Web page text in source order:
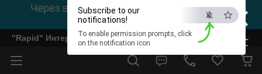
×
ESC
Subscribe to our
notifications!
To enable permission prompts, click
on the notification icon
Через відсутність світла, зв'язок на viber
0978002056
"Rapid" Интернет-магазин деревообрабатывающего